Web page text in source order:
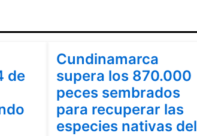
de
Cundinamarca
supera los 870.000
peces sembrados
para recuperar las
especies nativas del